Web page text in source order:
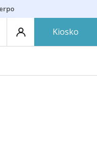
ría
Kiosko